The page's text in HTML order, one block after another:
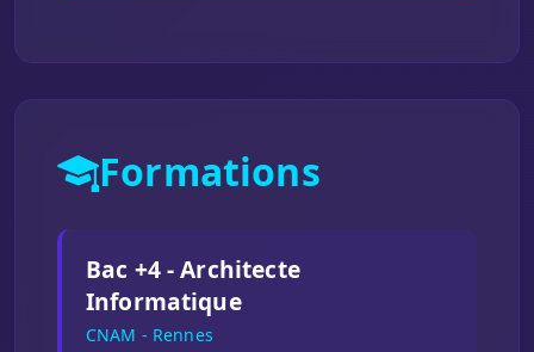
Formations
Bac +4 - Architecte
Informatique
CNAM - Rennes